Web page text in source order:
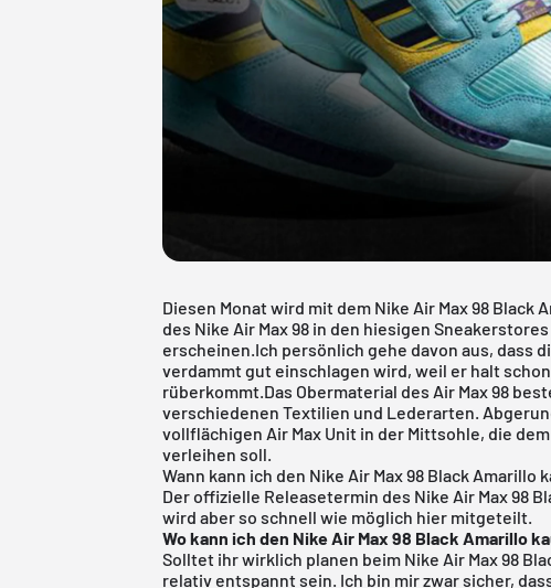
Diesen Monat wird mit dem Nike Air Max 98 Black
des Nike Air Max98 in den hiesigen
erscheinen.Ich persönlich gehe davon aus, dass
verdammt gut einschlagen wird, weil er halt
rüberkommt.Das Obermaterial des Air Max 98
verschiedenen Textilien und Lederarten.
vollflächigen Air Max Unit in der Mittsohle, die
verleihen soll.
Wann kann ich den Nike Air Max 98 Black Amarillo
Der offizielle Releasetermin des Nike Air Max 98
wird aber so schnell wie möglich hier mitgeteilt.
Wo kann ich den Nike Air Max 98 Black Amarillo
Solltet ihr wirklich planen beim Nike Air Max 98
relativ entspannt sein. Ich bin mir zwar sicher,